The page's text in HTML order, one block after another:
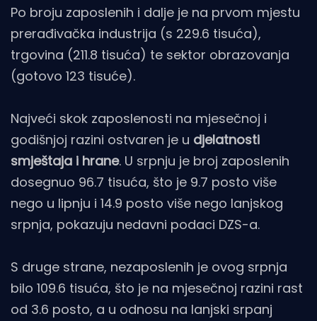
Po broju zaposlenih i dalje je na prvom mjestu
prerađivačka industrija (s 229.6 tisuća),
trgovina (211.8 tisuća) te sektor obrazovanja
(gotovo 123 tisuće).
Najveći skok zaposlenosti na mjesečnoj i
godišnjoj razini ostvaren je u djelatnosti
smještaja i hrane. U srpnju je broj zaposlenih
dosegnuo 96.7 tisuća, što je 9.7 posto više
nego u lipnju i 14.9 posto više nego lanjskog
srpnja, pokazuju nedavni podaci DZS-a.
S druge strane, nezaposlenih je ovog srpnja
bilo 109.6 tisuća, što je na mjesečnoj razini rast
od 3.6 posto, a u odnosu na lanjski srpanj